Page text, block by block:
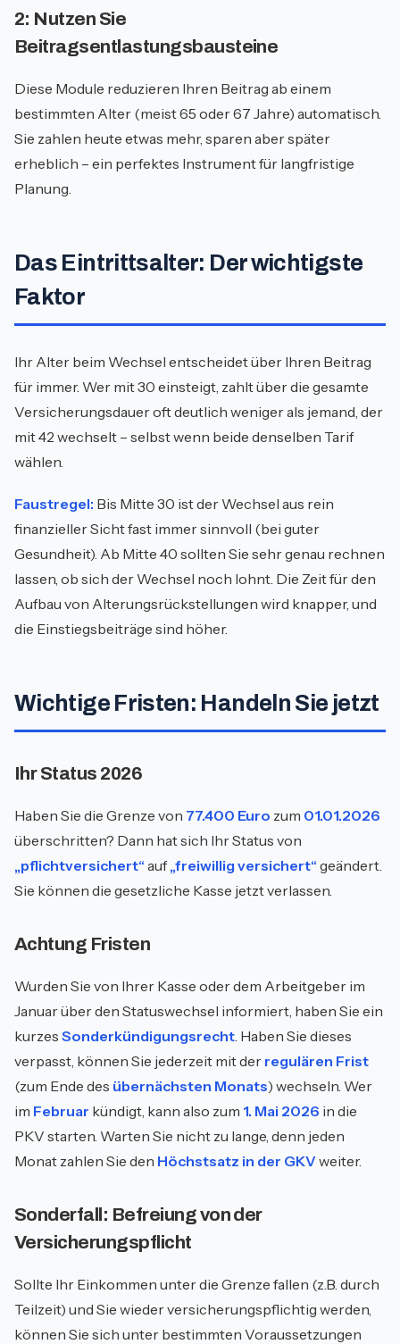
2: Nutzen Sie
Beitragsentlastungsbausteine
Diese Module reduzieren Ihren Beitrag ab einem
bestimmten Alter (meist 65 oder 67 Jahre) automatisch.
Sie zahlen heute etwas mehr, sparen aber später
erheblich – ein perfektes Instrument für langfristige
Planung.
Das Eintrittsalter: Der wichtigste
Faktor
Ihr Alter beim Wechsel entscheidet über Ihren Beitrag
für immer. Wer mit 30 einsteigt, zahlt über die gesamte
Versicherungsdauer oft deutlich weniger als jemand, der
mit 42 wechselt – selbst wenn beide denselben Tarif
wählen.
Faustregel: Bis Mitte 30 ist der Wechsel aus rein
finanzieller Sicht fast immer sinnvoll (bei guter
Gesundheit). Ab Mitte 40 sollten Sie sehr genau rechnen
lassen, ob sich der Wechsel noch lohnt. Die Zeit für den
Aufbau von Alterungsrückstellungen wird knapper, und
die Einstiegsbeiträge sind höher.
Wichtige Fristen: Handeln Sie jetzt
Ihr Status 2026
Haben Sie die Grenze von 77.400 Euro zum 01.01.2026
überschritten? Dann hat sich Ihr Status von
„pflichtversichert“ auf„freiwillig versichert“ geändert.
Sie können die gesetzliche Kasse jetzt verlassen.
Achtung Fristen
Wurden Sie von Ihrer Kasse oder dem Arbeitgeber im
Januar über den Statuswechsel informiert, haben Sie ein
kurzes Sonderkündigungsrecht . Haben Sie dieses
verpasst, können Sie jederzeit mit der regulären Frist
(zum Ende des übernächsten Monats) wechseln. Wer
im Februar kündigt, kann also zum 1. Mai 2026 in die
PKV starten. Warten Sie nicht zu lange, denn jeden
Monat zahlen Sie den Höchstsatz in der GKV weiter.
Sonderfall: Befreiung von der
Versicherungspflicht
Sollte Ihr Einkommen unter die Grenze fallen (z.B. durch
Teilzeit) und Sie wieder versicherungspflichtig werden,
können Sie sich unter bestimmten Voraussetzungen